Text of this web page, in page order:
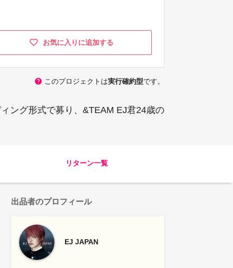
お気に入りに追加する
help このプロジェクトは実行確約型です。
ング形式で募り、&TEAM EJ君24歳の
リターン一覧
出品者のプロフィール
EJ JAPAN